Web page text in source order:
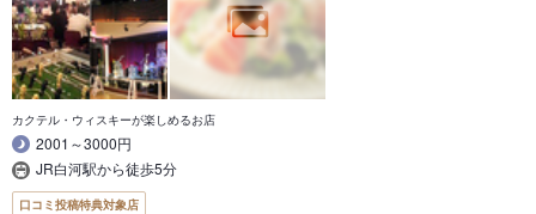
カクテル・ウィスキーが楽しめるお店
2001～3000円
JR白河駅から徒歩5分
口コミ投稿特典対象店